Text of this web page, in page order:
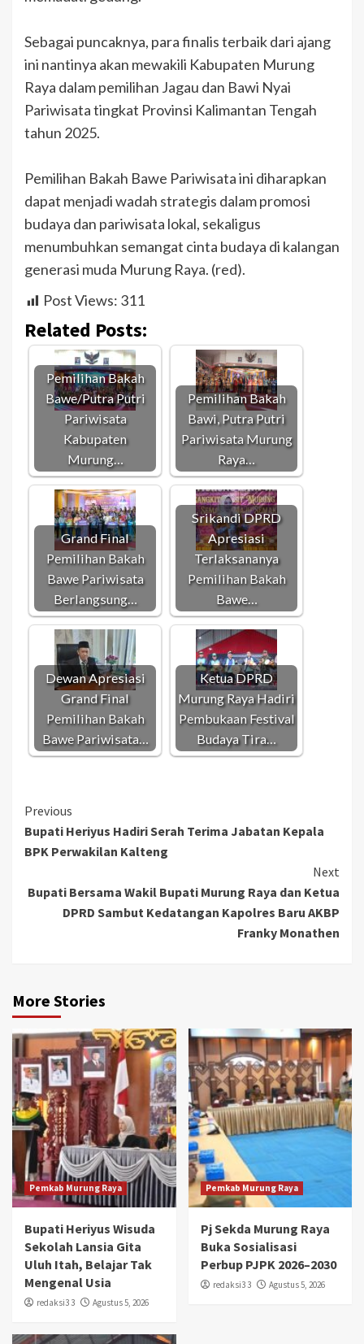
Sebagai puncaknya, para finalis terbaik dari ajang
ini nantinya akan mewakili Kabupaten Murung
Raya dalam pemilihan Jagau dan Bawi Nyai
Pariwisata tingkat Provinsi Kalimantan Tengah
tahun 2025.
Pemilihan Bakah Bawe Pariwisata ini diharapkan
dapat menjadi wadah strategis dalam promosi
budaya dan pariwisata lokal, sekaligus
menumbuhkan semangat cinta budaya di kalangan
generasi muda Murung Raya. (red).
Post Views: 311
Related Posts:
Pemilihan Bakah
Bawe/Putra Putri
Pariwisata
Kabupaten
Murung…
Pemilihan Bakah
Bawi, Putra Putri
Pariwisata Murung
Raya…
Grand Final
Pemilihan Bakah
Bawe Pariwisata
Berlangsung…
Srikandi DPRD
Apresiasi
Terlaksananya
Pemilihan Bakah
Bawe…
Dewan Apresiasi
Grand Final
Pemilihan Bakah
Bawe Pariwisata…
Ketua DPRD
Murung Raya Hadiri
Pembukaan Festival
Budaya Tira…
Continue
Reading
Previous
Bupati Heriyus Hadiri Serah Terima Jabatan Kepala
BPK Perwakilan Kalteng
Next
Bupati Bersama Wakil Bupati Murung Raya dan Ketua
DPRD Sambut Kedatangan Kapolres Baru AKBP
Franky Monathen
More Stories
Pemkab Murung Raya
Bupati Heriyus Wisuda
Sekolah Lansia Gita
Uluh Itah, Belajar Tak
Mengenal Usia
redaksi3 3 Agustus 5, 2026
Pemkab Murung Raya
Pj Sekda Murung Raya
Buka Sosialisasi
Perbup PJPK 2026–2030
redaksi3 3 Agustus 5, 2026